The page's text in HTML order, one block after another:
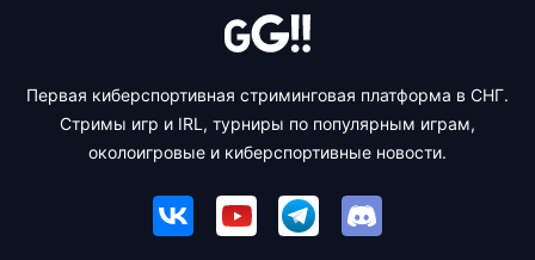
Первая киберспортивная стриминговая платформа в СНГ.
Стримы игр и IRL, турниры по популярным играм,
околоигровые и киберспортивные новости.